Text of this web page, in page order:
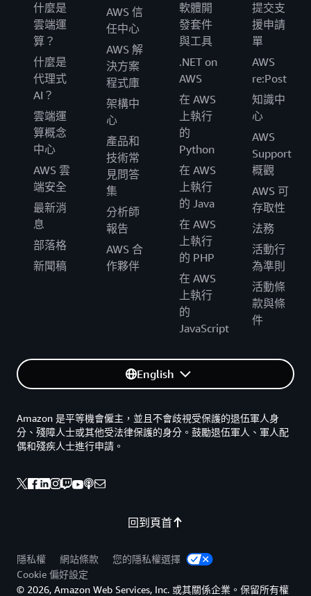
什麼是
雲端運
算？
什麼是
代理式
AI？
雲端運
算概念
中心
AWS 雲
端安全
最新消
息
部落格
新聞稿
AWS 信
任中心
AWS 解
決方案
程式庫
架構中
心
產品和
技術常
見問答
集
分析師
報告
AWS 合
作夥伴
軟體開
發套件
與工具
.NET on
AWS
在 AWS
上執行
的
Python
在 AWS
上執行
的 Java
在 AWS
上執行
的 PHP
在 AWS
上執行
的
JavaScript
提交支
援申請
單
AWS
re:Post
知識中
心
AWS
Support
概觀
AWS 可
存取性
法務
活動行
為準則
活動條
款與條
件
English
回到頁首
Amazon 是平等機會僱主，並且不會歧視受保護的退伍軍人身
分、殘障人士或其他受法律保護的身分。鼓勵退伍軍人、軍人配
偶和殘疾人士進行申請。
隱私權 網站條款
您的隱私權選擇
Cookie 偏好設定
© 2026, Amazon Web Services, Inc. 或其關係企業。保留所有權